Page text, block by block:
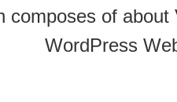
composes of
WordPress